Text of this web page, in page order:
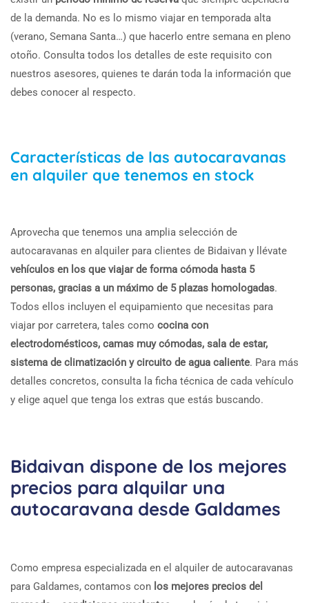
de la demanda. No es lo mismo viajar en temporada alta
(verano, Semana Santa…) que hacerlo entre semana en pleno
otoño. Consulta todos los detalles de este requisito con
nuestros asesores, quienes te darán toda la información que
debes conocer al respecto.
Características de las autocaravanas
en alquiler que tenemos en stock
Aprovecha que tenemos una amplia selección de
autocaravanas en alquiler para clientes de Bidaivan y llévate
vehículos en los que viajar de forma cómoda hasta 5
personas, gracias a un máximo de 5 plazas homologadas.
Todos ellos incluyen el equipamiento que necesitas para
viajar por carretera, tales como cocina con
electrodomésticos, camas muy cómodas, sala de estar,
sistema de climatización y circuito de agua caliente. Para más
detalles concretos, consulta la ficha técnica de cada vehículo
y elige aquel que tenga los extras que estás buscando.
Bidaivan dispone de los mejores
precios para alquilar una
autocaravana desde Galdames
Como empresa especializada en el alquiler de autocaravanas
para Galdames, contamos con los mejores precios del